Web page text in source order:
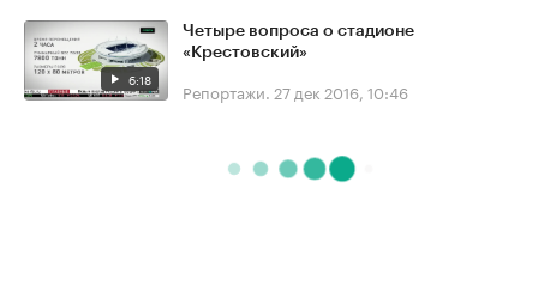
6:18
Четыре вопроса о стадионе
«Крестовский»
Репортажи. 27 дек 2016, 10:46